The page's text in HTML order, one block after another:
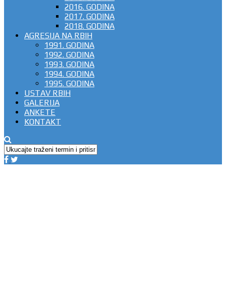
2016. GODINA
2017. GODINA
2018. GODINA
AGRESIJA NA RBIH
1991. GODINA
1992. GODINA
1993. GODINA
1994. GODINA
1995. GODINA
USTAV RBIH
GALERIJA
ANKETE
KONTAKT